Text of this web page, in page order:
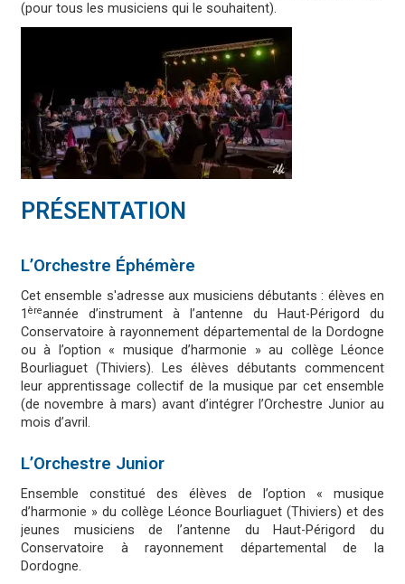
(pour tous les musiciens qui le souhaitent).
PRÉSENTATION
L’Orchestre Éphémère
Cet ensemble s'adresse aux musiciens débutants : élèves en
1 èreannée d’instrument à l’antenne du Haut-Périgord du
Conservatoire à rayonnement départemental de la Dordogne
ou à l’option « musique d’harmonie » au collège Léonce
Bourliaguet (Thiviers). Les élèves débutants commencent
leur apprentissage collectif de la musique par cet ensemble
(de novembre à mars) avant d’intégrer l’Orchestre Junior au
mois d’avril.
L’Orchestre Junior
Ensemble constitué des élèves de l’option « musique
d’harmonie » du collège Léonce Bourliaguet (Thiviers) et des
jeunes musiciens de l’antenne du Haut-Périgord du
Conservatoire à rayonnement départemental de la
Dordogne.